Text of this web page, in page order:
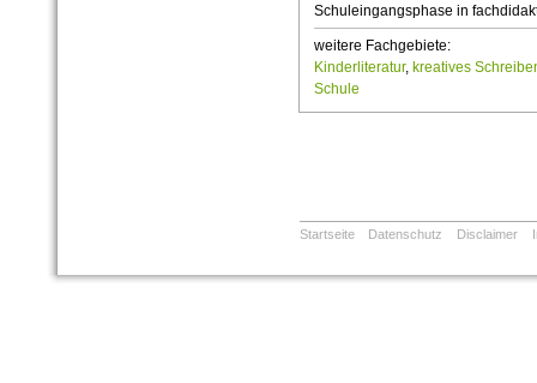
Schuleingangsphase in
weitere Fachgebiete:
Kinderliteratur, kreatives
Schule
Startseite Datenschutz Disclaimer